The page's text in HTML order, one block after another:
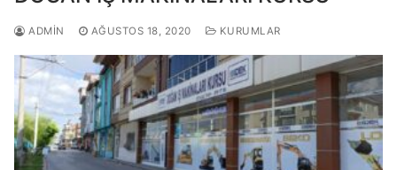
ADMIN AĞUSTOS 18, 2020 KURUMLAR